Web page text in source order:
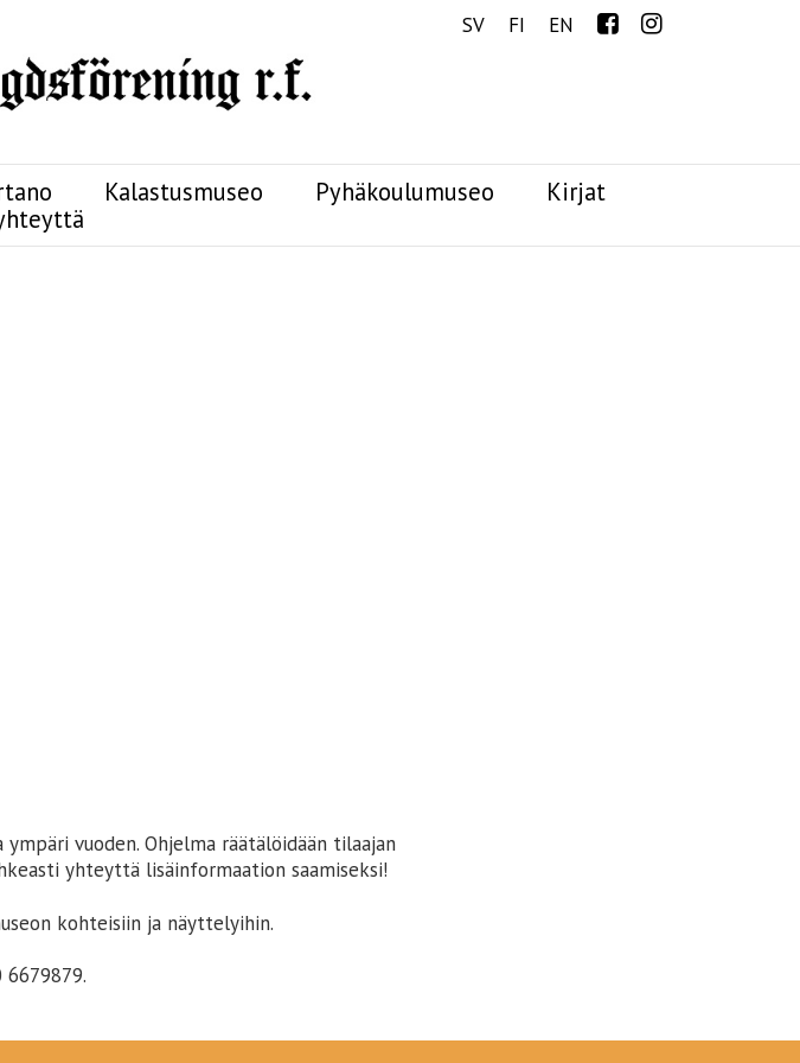
SV
FI EN
Kalastusmuseo Pyhäkoulumuseo
Kirjat
vuoden. Ohjelma räätälöidään tilaajan
yhteyttä lisäinformaation saamiseksi!
kohteisiin ja näyttelyihin.